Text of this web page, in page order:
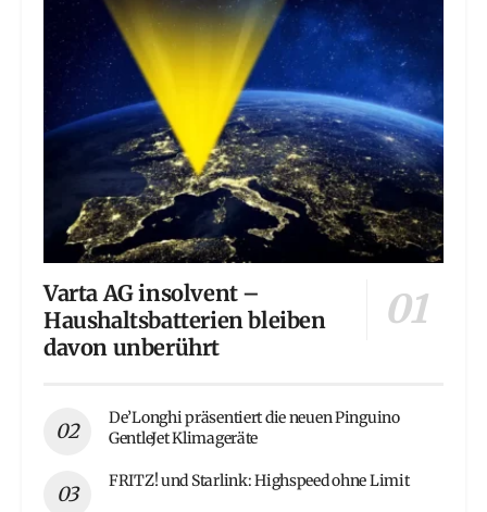
Varta AG insolvent –
Haushaltsbatterien bleiben
davon unberührt
De’Longhi präsentiert die neuen Pinguino
GentleJet Klimageräte
FRITZ! und Starlink: Highspeed ohne Limit